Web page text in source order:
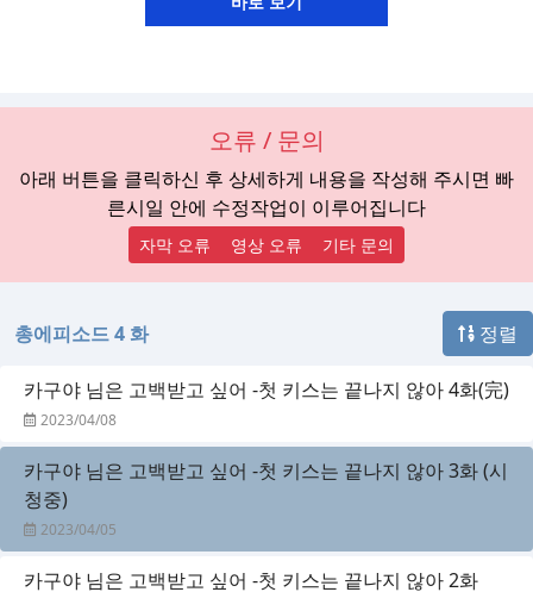
오류 / 문의
아래 버튼을 클릭하신 후 상세하게 내용을 작성해 주시면 빠
른시일 안에 수정작업이 이루어집니다
자막 오류 영상 오류 기타 문의
총에피소드 4 화 정렬
카구야 님은 고백받고 싶어 -첫 키스는 끝나지 않아 4화(完)
2023/04/08
카구야 님은 고백받고 싶어 -첫 키스는 끝나지 않아 3화 (시
청중)
2023/04/05
카구야 님은 고백받고 싶어 -첫 키스는 끝나지 않아 2화